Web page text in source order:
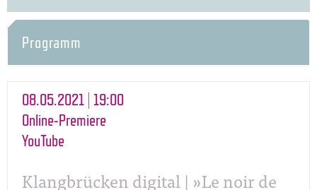
Programm
08.05.2021 | 19:00
Online-Premiere
YouTube
Klangbrücken digital | »Le noir de